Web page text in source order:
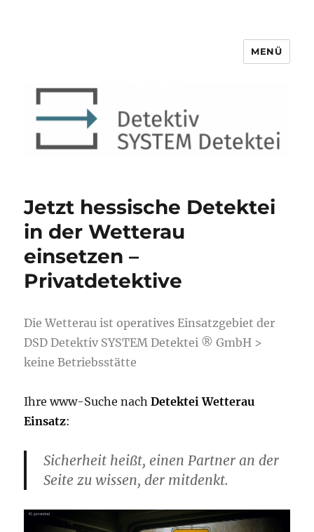
Detektiv SYSTEM Detektei ®
MENÜ
Jetzt hessische Detektei
in der Wetterau
einsetzen –
Privatdetektive
Die Wetterau ist operatives Einsatzgebiet der
DSD Detektiv SYSTEM Detektei ® GmbH >
keine Betriebsstätte
Ihre www-Suche nachDetektei Wetterau
Einsatz:
Sicherheit heißt, einen Partner an der
Seite zu wissen, der mitdenkt.